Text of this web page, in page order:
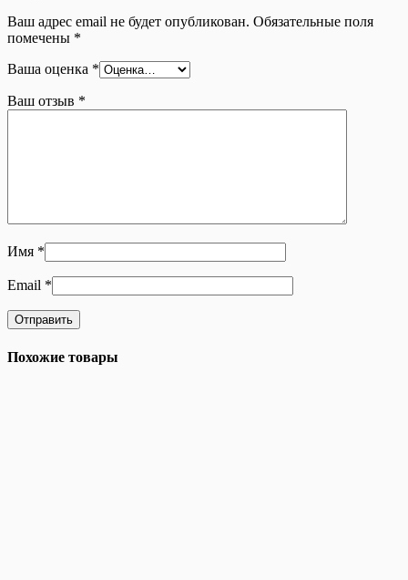
Ваш адрес email не будет опубликован. Обязательные поля
помечены *
Ваша оценка *
Ваш отзыв *
Имя *
Email *
Похожие товары